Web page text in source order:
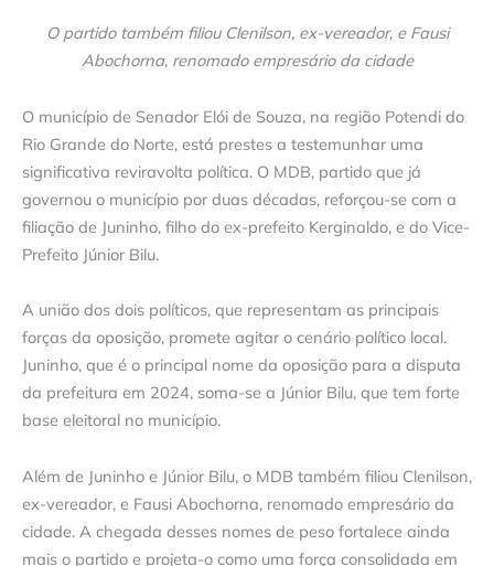
O partido também filiou Clenilson, ex-vereador, e Fausi
Abochorna, renomado empresário da cidade
O município de Senador Elói de Souza, na região Potendi do
Rio Grande do Norte, está prestes a testemunhar uma
significativa reviravolta política. O MDB, partido que já
governou o município por duas décadas, reforçou-se com a
filiação de Juninho, filho do ex-prefeito Kerginaldo, e do Vice-
Prefeito Júnior Bilu.
A união dos dois políticos, que representam as principais
forças da oposição, promete agitar o cenário político local.
Juninho, que é o principal nome da oposição para a disputa
da prefeitura em 2024, soma-se a Júnior Bilu, que tem forte
base eleitoral no município.
Além de Juninho e Júnior Bilu, o MDB também filiou Clenilson,
ex-vereador, e Fausi Abochorna, renomado empresário da
cidade. A chegada desses nomes de peso fortalece ainda
mais o partido e projeta-o como uma força consolidada em